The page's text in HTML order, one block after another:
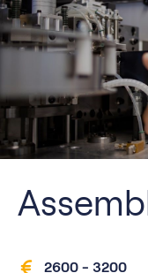
2600 - 3200